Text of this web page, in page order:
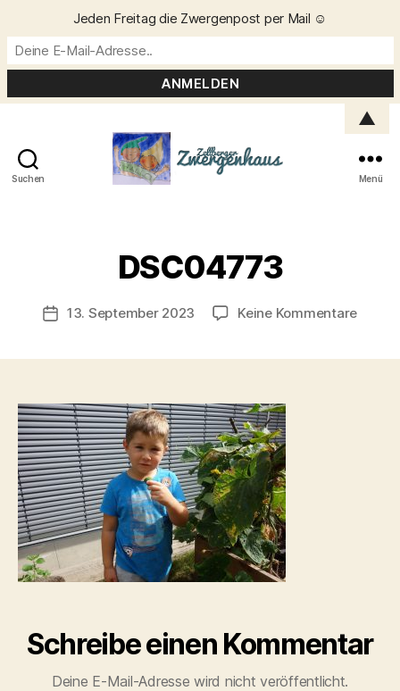
Suchen Menü
DSC04773
Beitragsautor
n
C
ri
t
Veröffentlichungsdatum
13. September 2023 Keine Kommentarezu
Schreibe einen Kommentar
Deine E-Mail-Adresse wird nicht veröffentlicht.
Jeden Freitag die Zwergenpost per Mail ☺️
▲